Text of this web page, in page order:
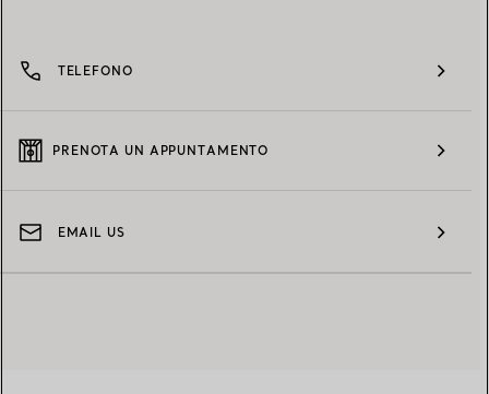
TELEFONO
PRENOTA UN APPUNTAMENTO
EMAIL US